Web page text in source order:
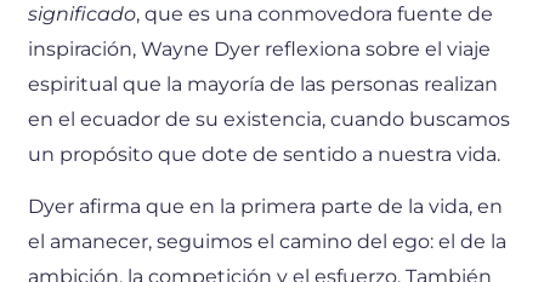
significado, que es una conmovedora fuente de
inspiración, Wayne Dyer reflexiona sobre el viaje
espiritual que la mayoría de las personas realizan
en el ecuador de su existencia, cuando buscamos
un propósito que dote de sentido a nuestra vida.
Dyer afirma que en la primera parte de la vida, en
el amanecer, seguimos el camino del ego: el de la
ambición, la competición y el esfuerzo. También